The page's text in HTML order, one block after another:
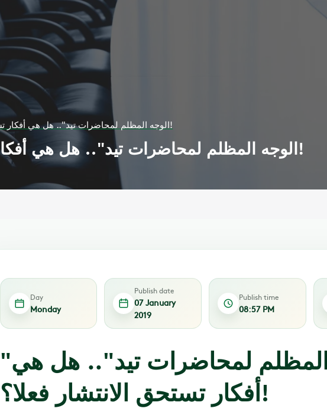
"الوجه المظلم لمحاضرات تيد".. هل هي أفكار تستحق الانتشار فعلا؟!
"الوجه المظلم لمحاضرات تيد".. هل هي أفكار تستحق الانتشار فعلا؟!
Day
Monday
Publish date
07 January
2019
Publish time
08:57 PM
"الوجه المظلم لمحاضرات تيد".. هل هي
أفكار تستحق الانتشار فعلا؟!